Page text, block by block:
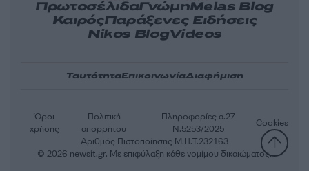
ΠρωτοσέλιδαΓνώμηMelas Blog
ΚαιρόςΠαράξενες Ειδήσεις
Nikos BlogVideos
ΤαυτότηταΕπικοινωνίαΔιαφήμιση
Αριθμός Πιστοποίησης Μ.Η.Τ.232163
Όροι
χρήσης
Πολιτική
απορρήτου
Πληροφορίες α.27
Ν.5253/2025
Cookies
© 2026 newsit.gr. Με επιφύλαξη κάθε νομίμου δικαιώματος.